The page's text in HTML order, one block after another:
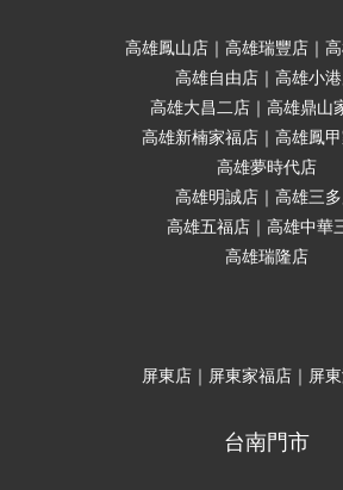
高雄鳳山店｜高雄瑞豐店｜
高雄自由店｜高雄小
高雄大昌二店｜高雄鼎山
高雄新楠家福店｜高雄鳳
高雄夢時代店
高雄明誠店｜高雄三
高雄五福店｜高雄中華
高雄瑞隆店
屏東店｜屏東家福店｜屏
台南門市